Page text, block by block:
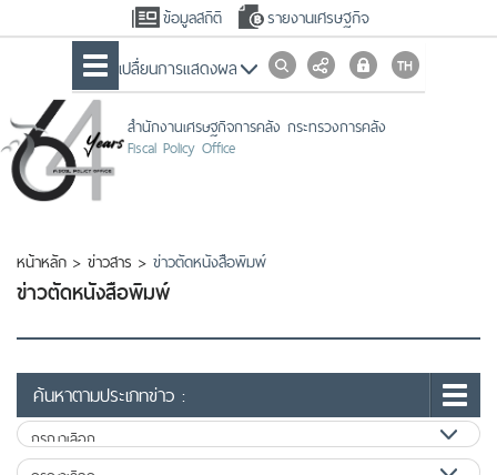
ข้อมูลสถิติ รายงานเศรษฐกิจ
เปลื่ยนการแสดงผล
สำนักงานเศรษฐกิจการคลัง กระทรวงการคลัง
Fiscal Policy Office
หน้าหลัก > ข่าวสาร > ข่าวตัดหนังสือพิมพ์
ข่าวตัดหนังสือพิมพ์
ค้นหาตามประเภทข่าว :